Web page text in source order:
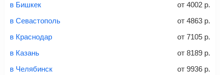
Стоимость авиабилетов зависит от выбранного тарифа:
Без багажа= ручная кладь*
Количество багажа
в Бишкек
от 4002 р.
в Севастополь
от 4863 р.
в Краснодар
от 7105 р.
в Казань
от 8189 р.
в Челябинск
от 9936 р.